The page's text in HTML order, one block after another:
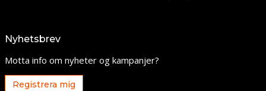
Nyhetsbrev
Motta info om nyheter og kampanjer?
Registrera mig